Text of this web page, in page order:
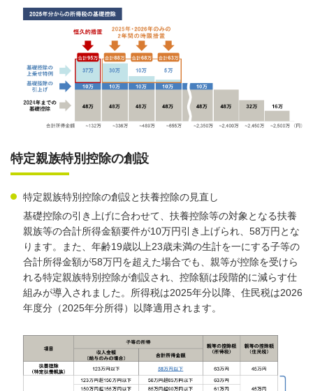
特定親族特別控除の創設
特定親族特別控除の創設と扶養控除の見直し
基礎控除の引き上げに合わせて、扶養控除等の対象となる扶養
親族等の合計所得金額要件が10万円引き上げられ、58万円とな
ります。また、年齢19歳以上23歳未満の生計を一にする子等の
合計所得金額が58万円を超えた場合でも、親等が控除を受けら
れる特定親族特別控除が創設され、控除額は段階的に減らす仕
組みが導入されました。所得税は2025年分以降、住民税は2026
年度分（2025年分所得）以降適用されます。